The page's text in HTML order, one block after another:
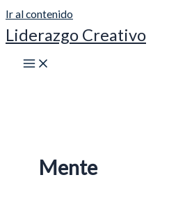
Ir al contenido
Liderazgo Creativo
Mente